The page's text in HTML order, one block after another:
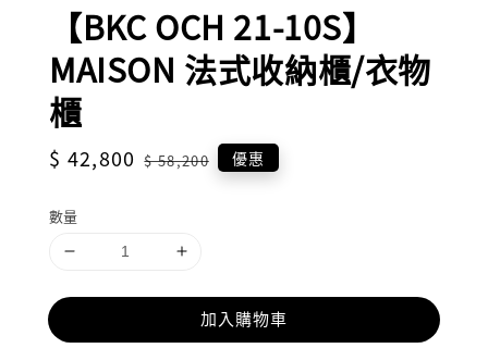
【BKC OCH 21-10S】
MAISON 法式收納櫃/衣物
櫃
Sale
$ 42,800 Regular
$ 58,200 優惠
數量
加入購物車